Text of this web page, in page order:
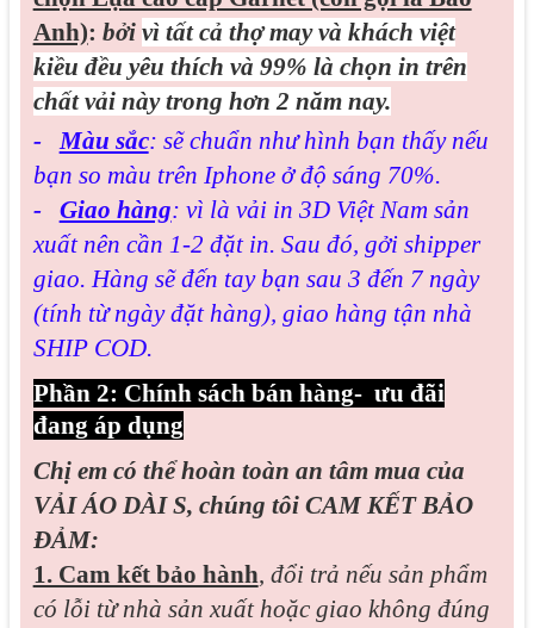
Anh): bởi vì tất cả thợ may và khách việt
kiều đều yêu thích và 99% là chọn in trên
chất vải này trong hơn 2 năm nay.
-Màu sắc: sẽ chuẩn như hình bạn thấy nếu
bạn so màu trên Iphone ở độ sáng 70%.
- Giao hàng: vì là vải in 3D Việt Nam sản
xuất nên cần 1-2 đặt in. Sau đó, gởi shipper
giao. Hàng sẽ đến tay bạn sau 3 đến 7 ngày
(tính từ ngày đặt hàng), giao hàng tận nhà
SHIP COD.
Phần 2: Chính sách bán hàng- ưu đãi
đang áp dụng
Chị em có thể hoàn toàn an tâm mua của
VẢI ÁO DÀI S, chúng tôi CAM KẾT BẢO
ĐẢM:
1. Cam kết bảo hành, đổi trả nếu sản phẩm
có lỗi từ nhà sản xuất hoặc giao không đúng